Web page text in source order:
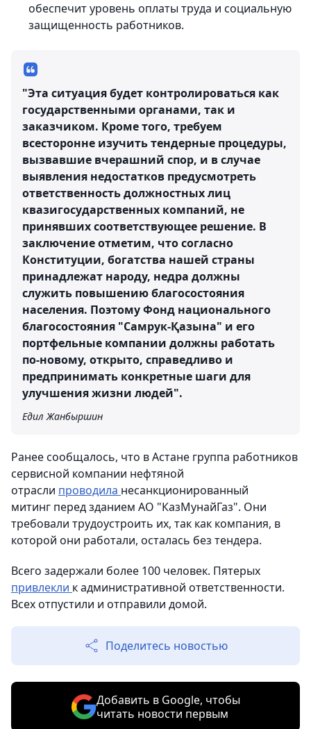
обеспечит уровень оплаты труда и социальную
защищенность работников.
"Эта ситуация будет контролироваться как
государственными органами, так и
заказчиком. Кроме того, требуем
всесторонне изучить тендерные процедуры,
вызвавшие вчерашний спор, и в случае
выявления недостатков предусмотреть
ответственность должностных лиц
квазигосударственных компаний, не
принявших соответствующее решение. В
заключение отметим, что согласно
Конституции, богатства нашей страны
принадлежат народу, недра должны
служить повышению благосостояния
населения. Поэтому Фонд национального
благосостояния "Самрук-Қазына" и его
портфельные компании должны работать
по-новому, открыто, справедливо и
предпринимать конкретные шаги для
улучшения жизни людей".
Едил Жанбыршин
Ранее сообщалось, что в Астане группа работников
сервисной компании нефтяной
отрасли проводила несанкционированный
митинг перед зданием АО "КазМунайГаз". Они
требовали трудоустроить их, так как компания, в
которой они работали, осталась без тендера.
Всего задержали более 100 человек. Пятерых
привлекли к административной ответственности.
Всех отпустили и отправили домой.
Поделитесь новостью
Добавить в Google, чтобы
читать новости первым